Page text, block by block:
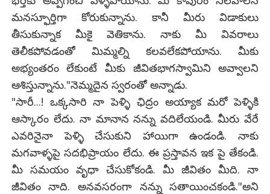
మనస్ఫూర్తిగా కోరుకున్నాను. కానీ మీరు విడాకులు
తీసుకున్నాక మీకై వెతికాను. నాకు మీ వివరాలు
తెలీకపోవడంతో మిమ్మల్ని కలవలేకపోయాను. మీకు
అభ్యంతరం లేకుంటే మీకు జీవితభాగస్వామిని అవ్వాలని
ఆశిస్తున్నాను."నెమ్మదైన స్వరంతో అన్నాడు.
"సారీ...! ఒక్కసారి నా పెళ్ళి ఛిద్రం అయ్యాక మరో పెళ్ళికి
ఆస్కారం లేదు. నా మానాన నన్ను వదిలేయండి. మీరు వేరే
ఎవరినైనా పెళ్ళి చేసుకుని హాయిగా ఉండండి. నాకు
మగవాళ్ళపై సదభిప్రాయం లేదు. ఈ ప్రస్తావన ఇక పై తేకండి.
మీ సమయం వృధా చేసుకోకండి. మీ జీవితం మీది. నా
జీవితం నాది. అనవసరంగా నన్ను సతాయించకండి."అని